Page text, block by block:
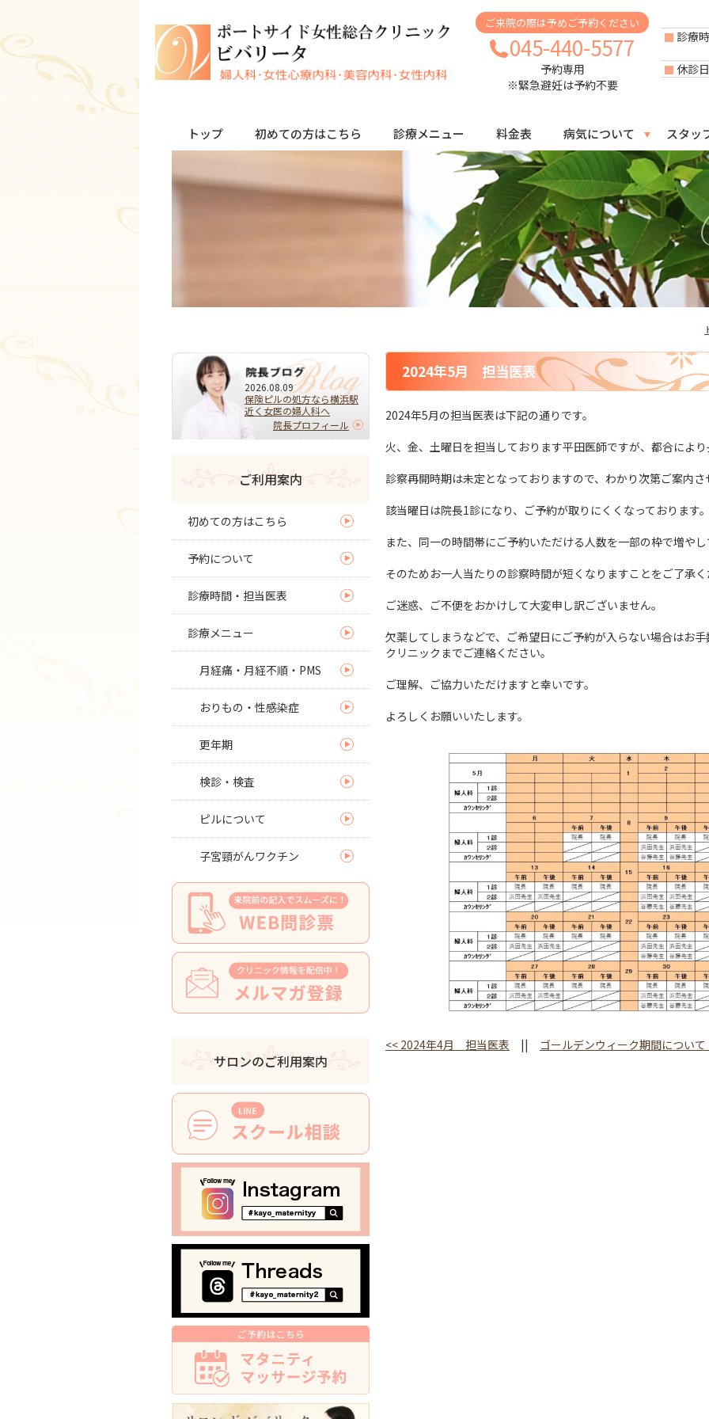
ご来院の際は予めご予約ください
045-440-5577
予約専用
※緊急避妊は予約不要
診療
休診日
トップ 初めての方はこちら 診療メニュー 料金表 病気について スタッ
2024年5月 担当医表
2024年5月の担当医表は下記の通りです。
火、金、土曜日を担当しております平田医師ですが、都合によ
診察再開時期は未定となっておりますので、わかり次第ご案内
該当曜日は院長1診になり、ご予約が取りにくくなっております
また、同一の時間帯にご予約いただける人数を一部の枠で増や
そのためお一人当たりの診察時間が短くなりますことをご了承
ご迷惑、ご不便をおかけして大変申し訳ございません。
欠薬してしまうなどで、ご希望日にご予約が入らない場合はお
クリニックまでご連絡ください。
ご理解、ご協力いただけますと幸いです。
よろしくお願いいたします。
<< 2024年4月 担当医表 || ゴールデンウィーク期間について
2026.08.09
保険ピルの処方なら横浜駅
近く女医の婦人科へ
院長プロフィール
ご利用案内
初めての方はこちら
予約について
診療時間・担当医表
診療メニュー
月経痛・月経不順・PMS
おりもの・性感染症
更年期
検診・検査
ピルについて
子宮頸がんワクチン
サロンのご利用案内